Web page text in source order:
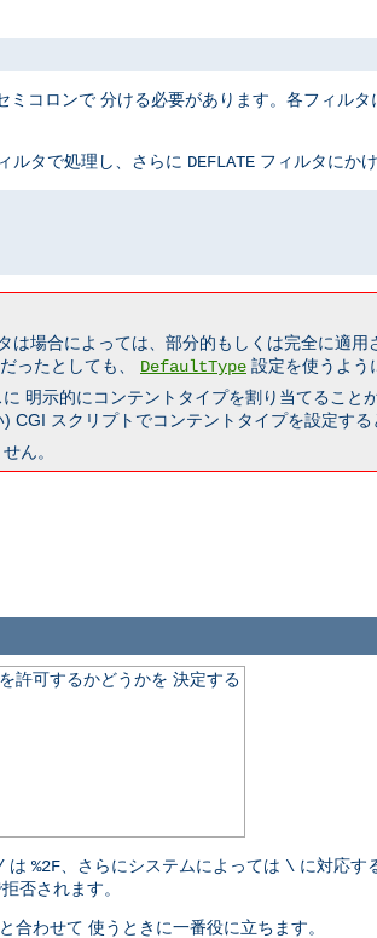
コロンで 分ける必要があります。各フィルタ
ルタで処理し、さらに DEFLATE フィルタにかけ
場合によっては、部分的もしくは完全に適用
ったとしても、 DefaultType 設定を使うよう
明示的にコンテントタイプを割り当てること
CGI スクリプトでコンテントタイプを設定する
ん。
許可するかどうかを 決定する
は %2F 、さらにシステムによっては \ に対応す
否されます。
と合わせて 使うときに一番役に立ちます。